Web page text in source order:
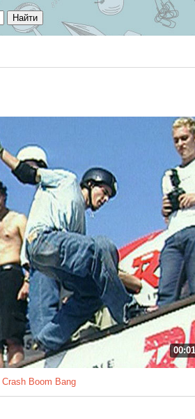
Crash Boom Bang